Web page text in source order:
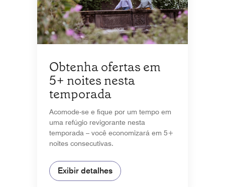
Obtenha ofertas em
5+ noites nesta
temporada
Acomode-se e fique por um tempo em
uma refúgio revigorante nesta
temporada – você economizará em 5+
noites consecutivas.
Exibir detalhes